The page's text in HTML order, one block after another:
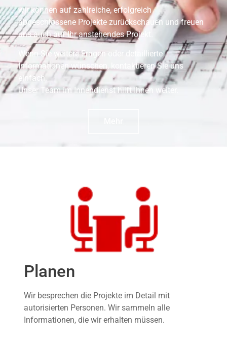
wir können auf zahlreiche, erfolgreich
abgeschlossene Projekte zurückschauen und freuen
uns auch auf Ihr anstehendes Projekt.
Wenn Sie weitere Fragen oder detaillierte
Informationen wünschen, kontaktieren Sie uns
einfach.
Unser Team im Innendienst hilft Ihnen weiter.
Planen
Wir besprechen die Projekte im Detail mit
autorisierten Personen. Wir sammeln alle
Informationen, die wir erhalten müssen.